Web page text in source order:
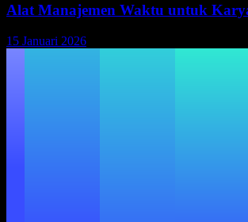
Alat Manajemen Waktu untuk
15 Januari 2026